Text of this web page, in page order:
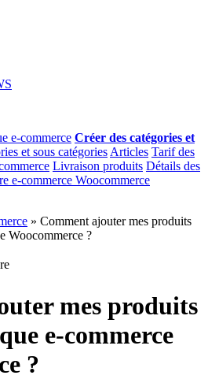
e-commerce Créer des catégories et
et sous catégories Articles Tarif des
Livraison produits Détails des
e-commerce Woocommerce
» Comment ajouter mes produits
Woocommerce ?
mes produits
e-commerce
?